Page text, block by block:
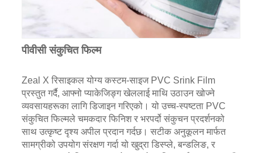
पीवीसी संकुचित फिल्म
Zeal X रिसाइकल योग्य कस्टम-साइज PVC Srink Film
प्रस्तुत गर्दै, आफ्नो प्याकेजिङ्ग खेललाई माथि उठाउन खोज्ने
व्यवसायहरूका लागि डिजाइन गरिएको। यो उच्च-स्पष्टता PVC
संकुचित फिल्मले चमकदार फिनिश र भरपर्दो संकुचन प्रदर्शनको
साथ उत्कृष्ट दृश्य अपील प्रदान गर्दछ। सटीक अनुकूलन मार्फत
सामग्रीको उपयोग संरक्षण गर्दा यो खुद्रा डिस्प्ले, बन्डलिङ, र